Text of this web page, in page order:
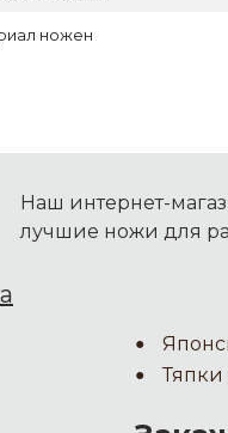
ножен
Наш интернет-
лучшие ножи для
Тяпки